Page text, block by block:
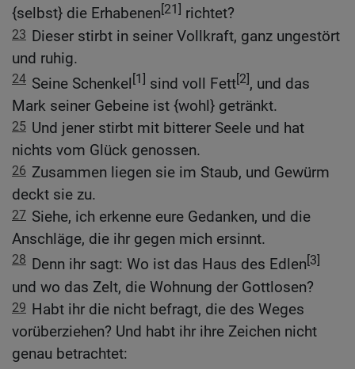
{selbst} die Erhabenen[21] richtet?
23 Dieser stirbt in seiner Vollkraft, ganz ungestört
und ruhig.
24 Seine Schenkel [1] sind voll Fett[2], und das
Mark seiner Gebeine ist {wohl} getränkt.
25 Und jener stirbt mit bitterer Seele und hat
nichts vom Glück genossen.
26 Zusammen liegen sie im Staub, und Gewürm
deckt sie zu.
27 Siehe, ich erkenne eure Gedanken, und die
Anschläge, die ihr gegen mich ersinnt.
28 Denn ihr sagt: Wo ist das Haus des Edlen[3]
und wo das Zelt, die Wohnung der Gottlosen?
29 Habt ihr die nicht befragt, die des Weges
vorüberziehen? Und habt ihr ihre Zeichen nicht
genau betrachtet: